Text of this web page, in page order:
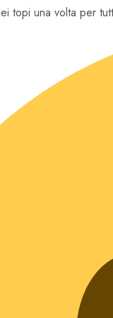
topi una volta per